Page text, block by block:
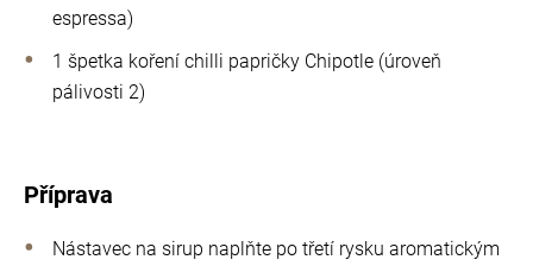
espressa)
1 špetka koření chilli papričky Chipotle (úroveň
pálivosti 2)
Příprava
Nástavec na sirup naplňte po třetí rysku aromatickým